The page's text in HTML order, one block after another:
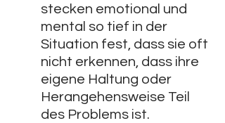
stecken emotional und
mental so tief in der
Situation fest, dass sie oft
nicht erkennen, dass ihre
eigene Haltung oder
Herangehensweise Teil
des Problems ist.